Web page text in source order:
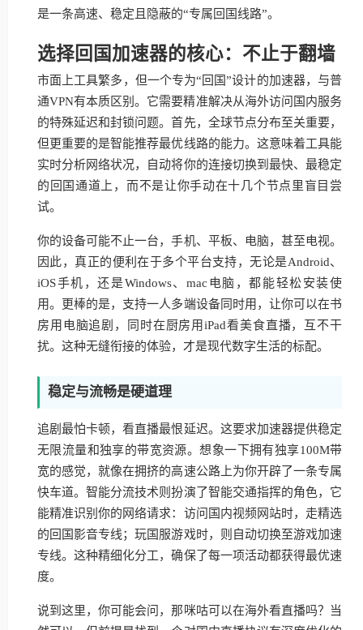
是一条高速、稳定且隐蔽的“专属回国线路”。
选择回国加速器的核心：不止于翻墙
市面上工具繁多，但一个专为“回国”设计的加速器，与普
通VPN有本质区别。它需要精准解决从海外访问国内服务
的特殊延迟和封锁问题。首先，全球节点分布至关重要，
但更重要的是智能推荐最优线路的能力。这意味着工具能
实时分析网络状况，自动将你的连接切换到最快、最稳定
的回国通道上，而不是让你手动在十几个节点里盲目尝
试。
你的设备可能不止一台，手机、平板、电脑，甚至电视。
因此，真正的便利在于多个平台支持，无论是Android、
iOS手机，还是Windows、mac电脑，都能轻松安装使
用。更棒的是，支持一人多端设备同时用，让你可以在书
房用电脑追剧，同时在厨房用iPad看美食直播，互不干
扰。这种无缝衔接的体验，才是现代数字生活的标配。
稳定与流畅是硬道理
追剧最怕卡顿，看直播最恨延迟。这要求加速器提供稳定
无限流量和独享的带宽资源。想象一下拥有独享100M带
宽的感觉，就像在拥挤的高速公路上为你开辟了一条专属
快车道。智能分流技术则扮演了智能交通指挥的角色，它
能精准识别你的网络请求：访问国内视频网站时，走精选
的回国影音专线；玩国服游戏时，则自动切换至游戏加速
专线。这种精细化分工，确保了每一项活动都获得最优速
度。
说到这里，你可能会问，那咪咕可以在海外看直播吗？当